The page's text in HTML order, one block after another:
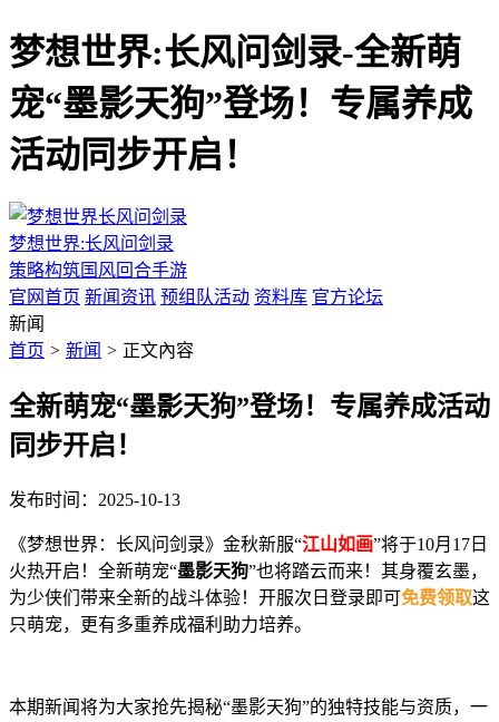
梦想世界:长风问剑录-全新萌
宠“墨影天狗”登场！专属养成
活动同步开启！
梦想世界:长风问剑录
策略构筑国风回合手游
官网首页 新闻资讯 预组队活动 资料库 官方论坛
新闻
首页 > 新闻 > 正文內容
全新萌宠“墨影天狗”登场！专属养成活动
同步开启！
发布时间：2025-10-13
《梦想世界：长风问剑录》金秋新服“江山如画”将于10月17日
火热开启！全新萌宠“墨影天狗”也将踏云而来！其身覆玄墨，
为少侠们带来全新的战斗体验！开服次日登录即可免费领取这
只萌宠，更有多重养成福利助力培养。
本期新闻将为大家抢先揭秘“墨影天狗”的独特技能与资质，一